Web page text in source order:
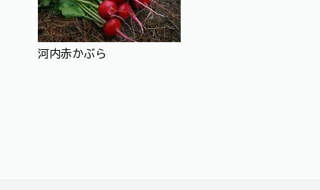
河内赤かぶら